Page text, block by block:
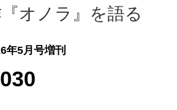
オノラ』を語る
年5月号増刊